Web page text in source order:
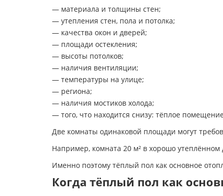
— материала и толщины стен;
— утепления стен, пола и потолка;
— качества окон и дверей;
— площади остекления;
— высоты потолков;
— наличия вентиляции;
— температуры на улице;
— региона;
— наличия мостиков холода;
— того, что находится снизу: тёплое
Две комнаты одинаковой площади могут
Например, комната 20 м² в хорошо
Именно поэтому тёплый пол как основное
Когда тёплый пол как